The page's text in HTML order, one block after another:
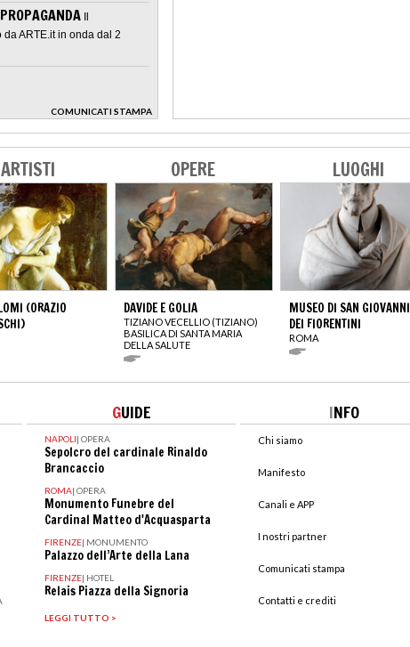
ARTE.it in onda dal 2
COMUNICATI STAMPA
>
ARTISTI
(ORAZIO
OPERE
DAVIDE E GOLIA
TIZIANO VECELLIO (TIZIANO)
BASILICA DI SANTA MARIA
DELLA SALUTE
LUOGHI
MUSEO DI SAN GIOVANNI
DEI FIORENTINI
ROMA
GUIDE
NAPOLI| OPERA
Sepolcro del cardinale Rinaldo
Brancaccio
ROMA| OPERA
Monumento Funebre del
Cardinal Matteo d'Acquasparta
FIRENZE| MONUMENTO
Palazzo dell’Arte della Lana
FIRENZE| HOTEL
Relais Piazza della Signoria
LEGGI TUTTO >
INFO
Chi siamo
Manifesto
Canali e APP
I nostri partner
Comunicati stampa
Contatti e crediti